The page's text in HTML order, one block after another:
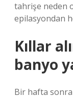
tahrişe neden
epilasyondan
Kıllar
banyo
Bir hafta sonra